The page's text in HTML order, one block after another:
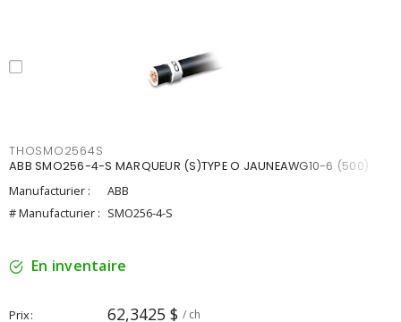
THOSMO2564S
ABB SMO256-4-S MARQUEUR (S)TYPE O JAUNEAWG10-6 (500)
Manufacturier :
ABB
# Manufacturier : SMO256-4-S
En inventaire
Prix 62,3425 $ / ch